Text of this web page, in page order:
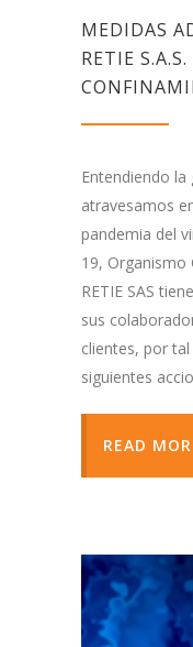
MEDIDAS
RETIE
Entendiendo
atravesamos
pandemia del
19, Organismo
RETIE SAS
sus
clientes, por
siguientes
READ